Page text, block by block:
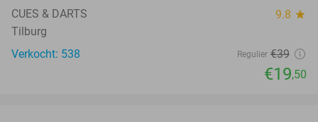
CUES & DARTS 9.8 star
Tilburg
Verkocht: 538
Regulier €39
€19,50